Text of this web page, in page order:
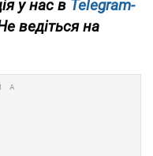
у нас в Telegram-
ведіться на